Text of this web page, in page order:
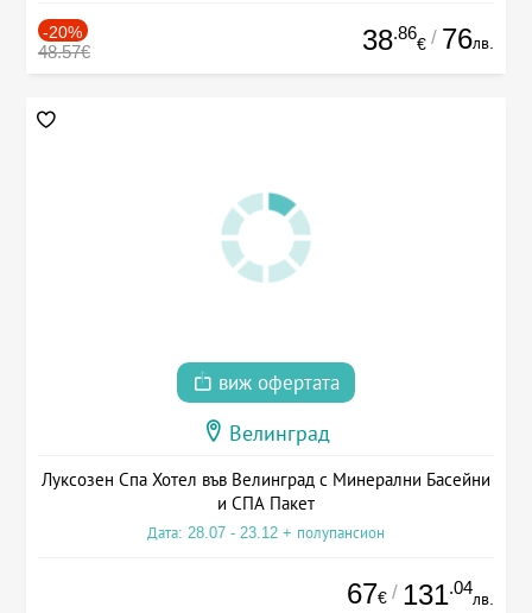
-20%
48.57€ 38.86
€ / 76лв.
виж офертата
Велинград
Луксозен Спа Хотел във Велинград с Минерални Басейни
и СПА Пакет
Дата: 28.07 - 23.12 + полупансион
67€ / 131.04
лв.